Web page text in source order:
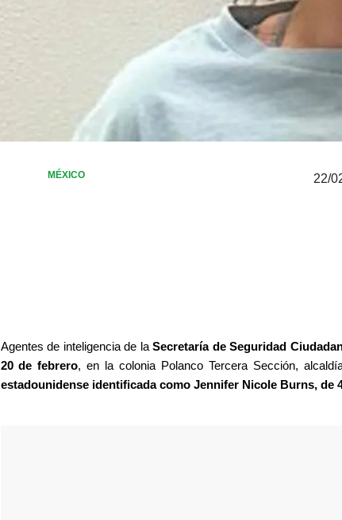
MÉXICO 22/
Agentes de inteligencia de la Secretaría de Seguridad
20 de febrero, en la colonia Polanco Tercera Sección,
estadounidense identificada como Jennifer Nicole Burns, de